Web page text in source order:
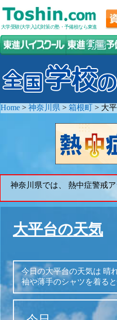
大学受験(大学入試)対策の塾・予備校なら東進
Home > 神奈川県 > 箱根町 > 大
神奈川県では、 熱中症警戒
大平台の天気
今日の大平台の天気は 晴
袖や薄手のシャツを着る